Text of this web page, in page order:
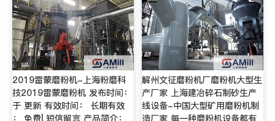
2019雷蒙磨粉机-上海粉磨科
技2019雷蒙磨粉机 发布时间：
于 更新 有效时间： 长期有效
解州文征磨粉机厂磨粉机大型生
产厂家 上海建冶碎石制砂生产
线设备-中国大型矿用磨粉机制